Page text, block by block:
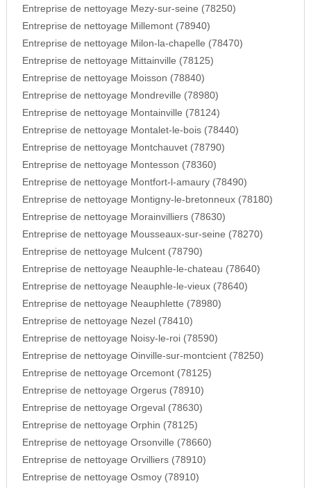
Entreprise de nettoyage Mezy-sur-seine (78250)
Entreprise de nettoyage Millemont (78940)
Entreprise de nettoyage Milon-la-chapelle (78470)
Entreprise de nettoyage Mittainville (78125)
Entreprise de nettoyage Moisson (78840)
Entreprise de nettoyage Mondreville (78980)
Entreprise de nettoyage Montainville (78124)
Entreprise de nettoyage Montalet-le-bois (78440)
Entreprise de nettoyage Montchauvet (78790)
Entreprise de nettoyage Montesson (78360)
Entreprise de nettoyage Montfort-l-amaury (78490)
Entreprise de nettoyage Montigny-le-bretonneux (78180)
Entreprise de nettoyage Morainvilliers (78630)
Entreprise de nettoyage Mousseaux-sur-seine (78270)
Entreprise de nettoyage Mulcent (78790)
Entreprise de nettoyage Neauphle-le-chateau (78640)
Entreprise de nettoyage Neauphle-le-vieux (78640)
Entreprise de nettoyage Neauphlette (78980)
Entreprise de nettoyage Nezel (78410)
Entreprise de nettoyage Noisy-le-roi (78590)
Entreprise de nettoyage Oinville-sur-montcient (78250)
Entreprise de nettoyage Orcemont (78125)
Entreprise de nettoyage Orgerus (78910)
Entreprise de nettoyage Orgeval (78630)
Entreprise de nettoyage Orphin (78125)
Entreprise de nettoyage Orsonville (78660)
Entreprise de nettoyage Orvilliers (78910)
Entreprise de nettoyage Osmoy (78910)